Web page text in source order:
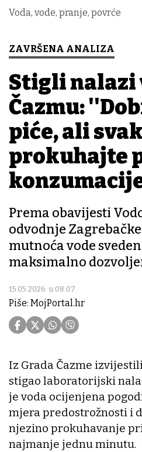
Voda, vode, pranje, povrće
ZAVRŠENA ANALIZA
Stigli nalazi
Čazmu:
piće, ali
prokuhajte
Prema obavijesti
odvodnje
mutnoća vode
maksimalno
15.05.2026. u 08:07
Piše: MojPortal.hr
Iz Grada Čazme
stigao laboratorijski
je voda ocijenjena
mjera predostrožnosti i
njezino prokuhavanje
najmanje jednu minutu.